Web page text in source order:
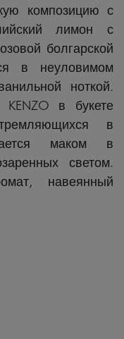
композицию с
лимон с
болгарской
в неуловимом
ноткой.
KENZO в букете
в
маком в
светом.
навеянный